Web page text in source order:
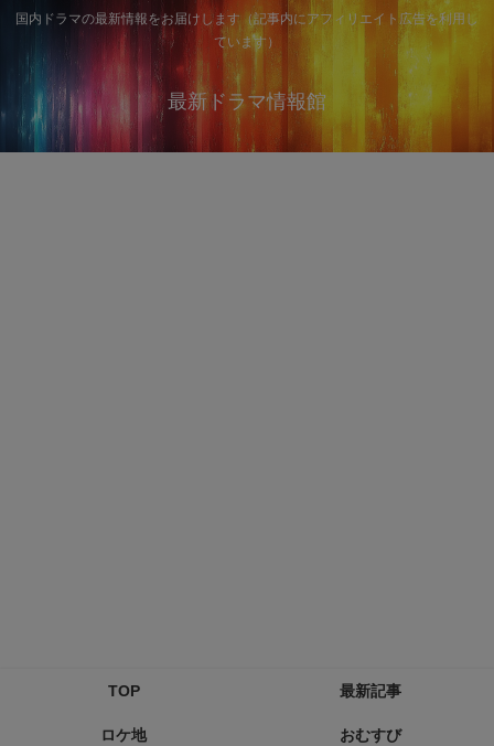
国内ドラマの最新情報をお届けします（記事内にアフィリエイト広告を利用し
ています）
最新ドラマ情報館
TOP 最新記事
ロケ地 おむすび